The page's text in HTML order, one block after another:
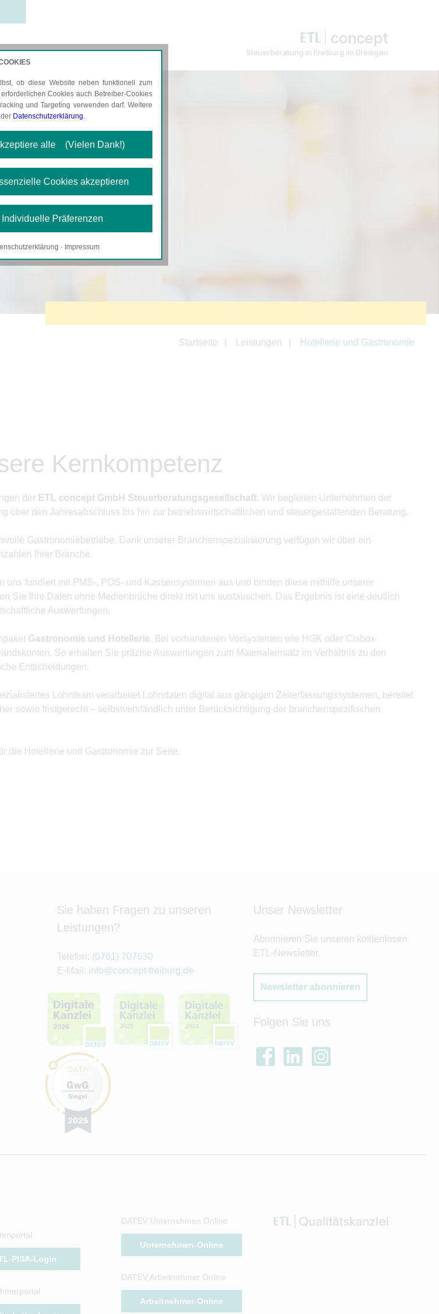
concept
Steuerberatung in Freiburg im Breisgau
KARRIERE
und
Startseite Leistungen Hotellerie und Gastronomie
Kernkompetenz
der ETL concept GmbH Steuerberatungsgesellschaft. Wir begleiten Unternehmen der
über den Jahresabschluss bis hin zur betriebswirtschaftlichen und steuergestaltenden Beratung.
Gastronomiebetriebe. Dank unserer Branchenspezialisierung verfügen wir über ein
Ihrer Branche.
fundiert mit PMS-, POS- und Kassensystemen aus und binden diese mithilfe unserer
Sie Ihre Daten ohne Medienbrüche direkt mit uns austauschen. Das Ergebnis ist eine deutlich
Auswertungen.
Gastronomie und Hotellerie. Bei vorhandenen Vorsystemen wie HGK oder Cisbox
So erhalten Sie präzise Auswertungen zum Materialeinsatz im Verhältnis zu den
Entscheidungen.
Lohnteam verarbeitet Lohndaten digital aus gängigen Zeiterfassungssystemen, bereitet
sowie fristgerecht – selbstverständlich unter Berücksichtigung der branchenspezifischen
die Hotellerie und Gastronomie zur Seite.
Sie haben Fragen zu unseren
Leistungen?
Telefon: (0761) 707630
E-Mail: info@concept-freiburg.de
Unser Newsletter
Abonnieren Sie unseren kostenlosen
ETL-Newsletter.
Newsletter abonnieren
Folgen Sie uns
PISA-Login
DATEV Unternehmen Online
Unternehmen-Online
DATEV Arbeitnehmer Online
Arbeitnehmer-Online
ob diese Website neben funktionell zum
Cookies auch Betreiber-Cookies
und Targeting verwenden darf. Weitere
Datenschutzerklärung.
alle (Vielen Dank!)
Cookies akzeptieren
Präferenzen
· Impressum